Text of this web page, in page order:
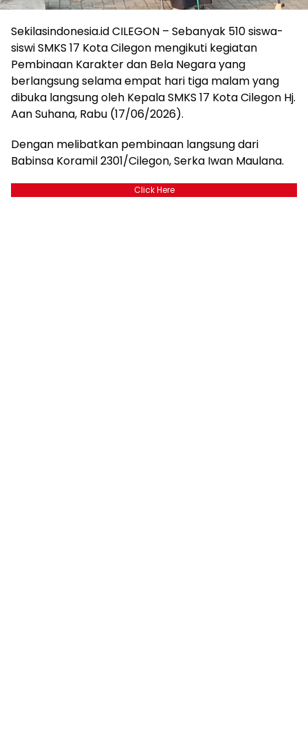
Sekilasindonesia.id CILEGON – Sebanyak 510 siswa-
siswi SMKS 17 Kota Cilegon mengikuti kegiatan
Pembinaan Karakter dan Bela Negara yang
berlangsung selama empat hari tiga malam yang
dibuka langsung oleh Kepala SMKS 17 Kota Cilegon Hj.
Aan Suhana, Rabu (17/06/2026).
Dengan melibatkan pembinaan langsung dari
Babinsa Koramil 2301/Cilegon, Serka Iwan Maulana.
Click Here